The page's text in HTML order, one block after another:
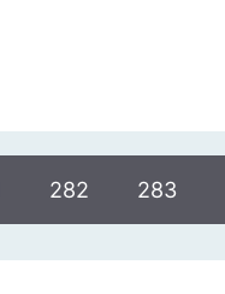
282 283